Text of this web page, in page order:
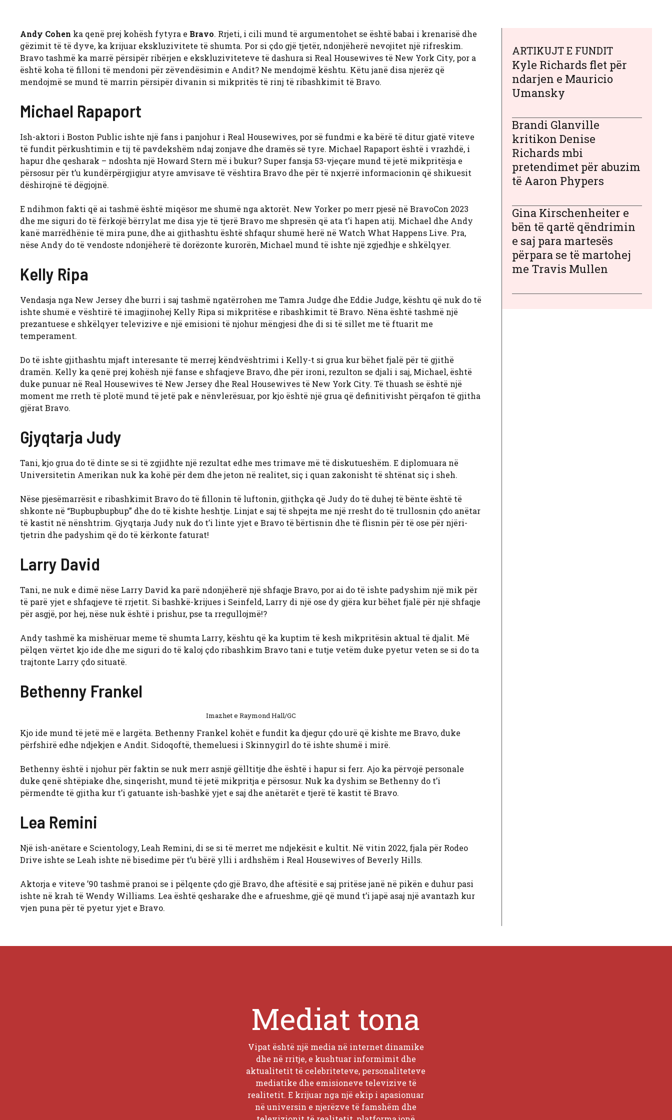
Andy Cohen ka qenë prej kohësh fytyra e Bravo. Rrjeti, i cili mund të argumentohet se është babai i krenarisë dhe
gëzimit të të dyve, ka krijuar ekskluzivitete të shumta. Por si çdo gjë tjetër, ndonjëherë nevojitet një rifreskim.
Bravo tashmë ka marrë përsipër ribërjen e ekskluziviteteve të dashura si Real Housewives të New York City, por a
është koha të filloni të mendoni për zëvendësimin e Andit? Ne mendojmë kështu. Këtu janë disa njerëz që
mendojmë se mund të marrin përsipër divanin si mikpritës të rinj të ribashkimit të Bravo.
Michael Rapaport
Ish-aktori i Boston Public ishte një fans i panjohur i Real Housewives, por së fundmi e ka bërë të ditur gjatë viteve
të fundit përkushtimin e tij të pavdekshëm ndaj zonjave dhe dramës së tyre. Michael Rapaport është i vrazhdë, i
hapur dhe qesharak – ndoshta një Howard Stern më i bukur? Super fansja 53-vjeçare mund të jetë mikpritësja e
përsosur për t’u kundërpërgjigjur atyre amvisave të vështira Bravo dhe për të nxjerrë informacionin që shikuesit
dëshirojnë të dëgjojnë.
E ndihmon fakti që ai tashmë është miqësor me shumë nga aktorët. New Yorker po merr pjesë në BravoCon 2023
dhe me siguri do të fërkojë bërrylat me disa yje të tjerë Bravo me shpresën që ata t’i hapen atij. Michael dhe Andy
kanë marrëdhënie të mira pune, dhe ai gjithashtu është shfaqur shumë herë në Watch What Happens Live. Pra,
nëse Andy do të vendoste ndonjëherë të dorëzonte kurorën, Michael mund të ishte një zgjedhje e shkëlqyer.
Kelly Ripa
Vendasja nga New Jersey dhe burri i saj tashmë ngatërrohen me Tamra Judge dhe Eddie Judge, kështu që nuk do të
ishte shumë e vështirë të imagjinohej Kelly Ripa si mikpritëse e ribashkimit të Bravo. Nëna është tashmë një
prezantuese e shkëlqyer televizive e një emisioni të njohur mëngjesi dhe di si të sillet me të ftuarit me
temperament.
Do të ishte gjithashtu mjaft interesante të merrej këndvështrimi i Kelly-t si grua kur bëhet fjalë për të gjithë
dramën. Kelly ka qenë prej kohësh një fanse e shfaqjeve Bravo, dhe për ironi, rezulton se djali i saj, Michael, është
duke punuar në Real Housewives të New Jersey dhe Real Housewives të New York City. Të thuash se është një
moment me rreth të plotë mund të jetë pak e nënvlerësuar, por kjo është një grua që definitivisht përqafon të gjitha
gjërat Bravo.
Gjyqtarja Judy
Tani, kjo grua do të dinte se si të zgjidhte një rezultat edhe mes trimave më të diskutueshëm. E diplomuara në
Universitetin Amerikan nuk ka kohë për dem dhe jeton në realitet, siç i quan zakonisht të shtënat siç i sheh.
Nëse pjesëmarrësit e ribashkimit Bravo do të fillonin të luftonin, gjithçka që Judy do të duhej të bënte është të
shkonte në “Bupbupbupbup” dhe do të kishte heshtje. Linjat e saj të shpejta me një rresht do të trullosnin çdo anëtar
të kastit në nënshtrim. Gjyqtarja Judy nuk do t’i linte yjet e Bravo të bërtisnin dhe të flisnin për të ose për njëri-
tjetrin dhe padyshim që do të kërkonte faturat!
Larry David
Tani, ne nuk e dimë nëse Larry David ka parë ndonjëherë një shfaqje Bravo, por ai do të ishte padyshim një mik për
të parë yjet e shfaqjeve të rrjetit. Si bashkë-krijues i Seinfeld, Larry di një ose dy gjëra kur bëhet fjalë për një shfaqje
për asgjë, por hej, nëse nuk është i prishur, pse ta rregullojmë!?
Andy tashmë ka mishëruar meme të shumta Larry, kështu që ka kuptim të kesh mikpritësin aktual të djalit. Më
pëlqen vërtet kjo ide dhe me siguri do të kaloj çdo ribashkim Bravo tani e tutje vetëm duke pyetur veten se si do ta
trajtonte Larry çdo situatë.
Bethenny Frankel
Imazhet e Raymond Hall/GC
Kjo ide mund të jetë më e largëta. Bethenny Frankel kohët e fundit ka djegur çdo urë që kishte me Bravo, duke
përfshirë edhe ndjekjen e Andit. Sidoqoftë, themeluesi i Skinnygirl do të ishte shumë i mirë.
Bethenny është i njohur për faktin se nuk merr asnjë gëlltitje dhe është i hapur si ferr. Ajo ka përvojë personale
duke qenë shtëpiake dhe, sinqerisht, mund të jetë mikpritja e përsosur. Nuk ka dyshim se Bethenny do t’i
përmendte të gjitha kur t’i gatuante ish-bashkë yjet e saj dhe anëtarët e tjerë të kastit të Bravo.
Lea Remini
Një ish-anëtare e Scientology, Leah Remini, di se si të merret me ndjekësit e kultit. Në vitin 2022, fjala për Rodeo
Drive ishte se Leah ishte në bisedime për t’u bërë ylli i ardhshëm i Real Housewives of Beverly Hills.
Aktorja e viteve ’90 tashmë pranoi se i pëlqente çdo gjë Bravo, dhe aftësitë e saj pritëse janë në pikën e duhur pasi
ishte në krah të Wendy Williams. Lea është qesharake dhe e afrueshme, gjë që mund t’i japë asaj një avantazh kur
vjen puna për të pyetur yjet e Bravo.
ARTIKUJT E FUNDIT
Kyle Richards flet për
ndarjen e Mauricio
Umansky
Brandi Glanville
kritikon Denise
Richards mbi
pretendimet për abuzim
të Aaron Phypers
Gina Kirschenheiter e
bën të qartë qëndrimin
e saj para martesës
përpara se të martohej
me Travis Mullen
Mediat tona
Vipat është një media në internet dinamike
dhe në rritje, e kushtuar informimit dhe
aktualitetit të celebriteteve, personaliteteve
mediatike dhe emisioneve televizive të
realitetit. E krijuar nga një ekip i apasionuar
në universin e njerëzve të famshëm dhe